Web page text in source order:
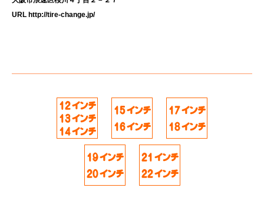
URL http://tire-change.jp/